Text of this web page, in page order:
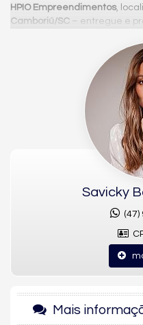
HPIO Empreendimentos,
Camboriú/SC – entregue e
, ambientes
forma inteligente para
🏙️ O
O Home Square Residence
urbano, praticidade e bem-
, hall social de alto
lazer
– Piscinas adulto e infantil
– Salão de festas social
– Salão de festas gourmet
– Bar inglês exclusivo
– Quadra poliesportiva
– Espaço fitness
Savicky
(47)
Mais